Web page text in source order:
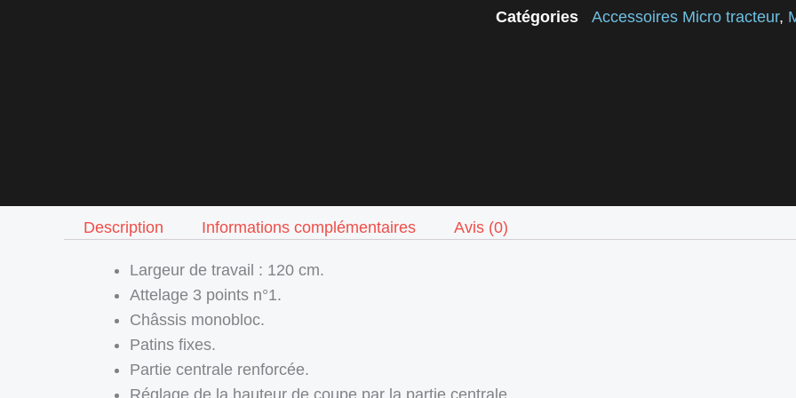
Catégories
Accessoires Micro tracteur,
Description Informations complémentaires Avis (0)
Largeur de travail : 120 cm.
Attelage 3 points n°1.
Châssis monobloc.
Patins fixes.
Partie centrale renforcée.
Réglage de la hauteur de coupe par la partie centrale.